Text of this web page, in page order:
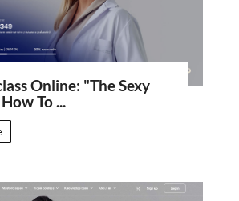
Online: "The Sexy
To ...